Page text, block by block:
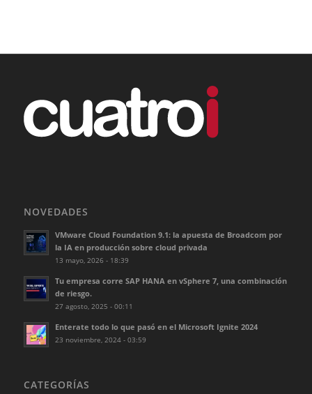
NOVEDADES
VMware Cloud Foundation 9.1: la apuesta de Broadcom por
la IA en producción sobre cloud privada
13 mayo, 2026 - 18:39
Tu empresa corre SAP HANA en vSphere 7, una combinación
de riesgo.
27 agosto, 2025 - 00:11
Enterate todo lo que pasó en el Microsoft Ignite 2024
23 noviembre, 2024 - 03:59
CATEGORÍAS